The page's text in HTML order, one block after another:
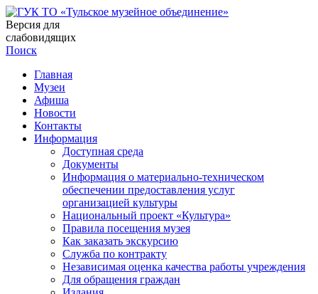
Версия для
слабовидящих
Поиск
Главная
Музеи
Афиша
Новости
Контакты
Информация
Доступная среда
Документы
Информация о материально-техническом
обеспечении предоставления услуг
организацией культуры
Национальный проект «Культура»
Правила посещения музея
Как заказать экскурсию
Служба по контракту
Независимая оценка качества работы учреждения
Для обращения граждан